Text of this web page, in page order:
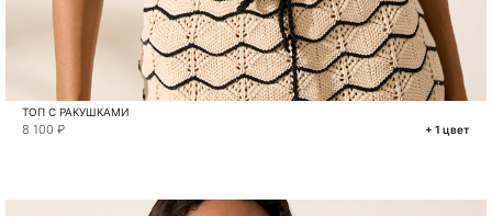
ТОП С РАКУШКАМИ
8 100 ₽ + 1 цвет